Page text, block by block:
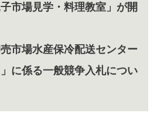
市場見学・料理教室」が開
売市場水産保冷配送センター
に係る一般競争入札につい